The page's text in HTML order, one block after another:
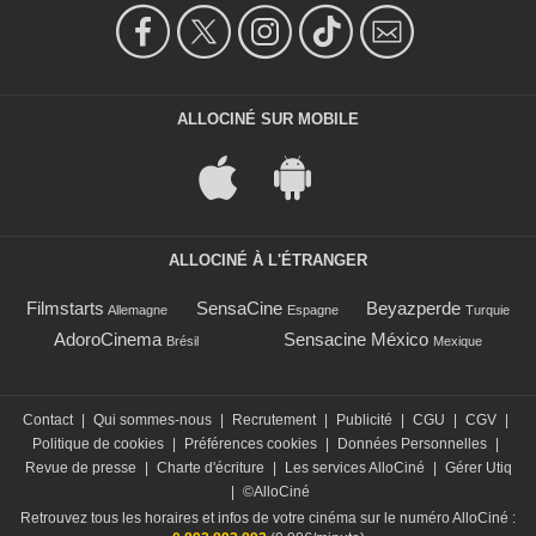
ALLOCINÉ SUR MOBILE
ALLOCINÉ À L'ÉTRANGER
Filmstarts Allemagne SensaCine Espagne Beyazperde Turquie
AdoroCinema Brésil Sensacine México Mexique
Contact Qui sommes-nous Recrutement Publicité CGU CGV
Politique de cookies
Préférences cookies Données Personnelles
Revue de presse
Charte d'écriture Les services AlloCiné
Gérer Utiq
©AlloCiné
Retrouvez tous les horaires et infos de votre cinéma sur le numéro AlloCiné :